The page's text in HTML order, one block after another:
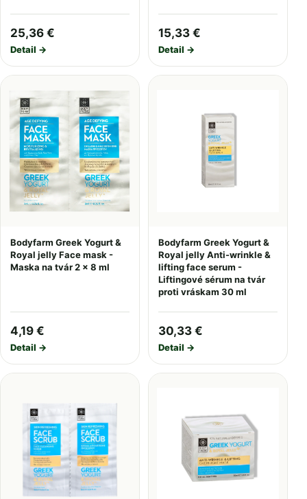
25,36 €
Detail →
15,33 €
Detail →
Bodyfarm Greek Yogurt &
Royal jelly Face mask -
Maska na tvár 2 x 8 ml
4,19 €
Detail →
Bodyfarm Greek Yogurt &
Royal jelly Anti-wrinkle &
lifting face serum -
Liftingové sérum na tvár
proti vráskam 30 ml
30,33 €
Detail →